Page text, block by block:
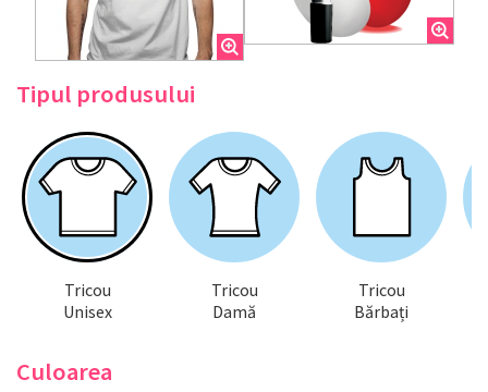
Tipul produsului
Tricou
Unisex
Tricou
Damă
Tricou
Bărbați
Culoarea